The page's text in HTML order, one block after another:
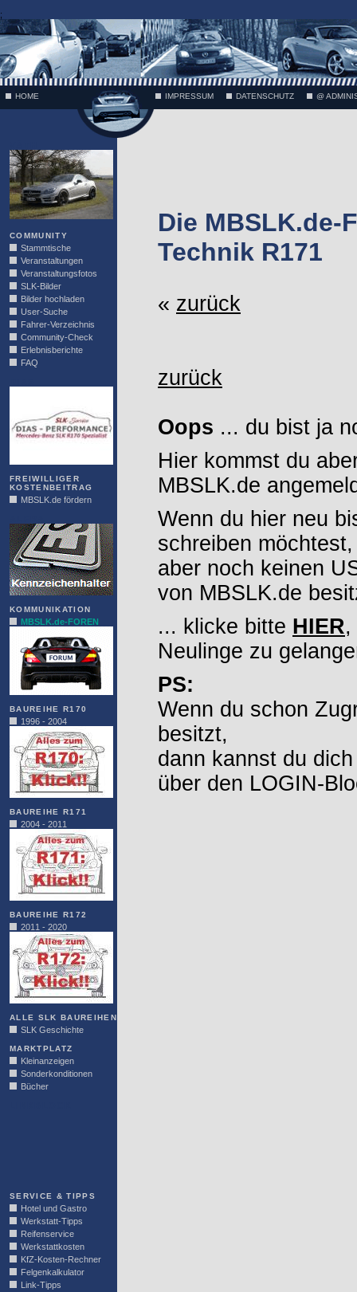
;
HOME IMPRESSUM DATENSCHUTZ @
COMMUNITY
Stammtische
Veranstaltungen
Veranstaltungsfotos
SLK-Bilder
Bilder hochladen
User-Suche
Fahrer-Verzeichnis
Community-Check
Erlebnisberichte
FAQ
FREIWILLIGER
KOSTENBEITRAG
MBSLK.de fördern
KOMMUNIKATION
MBSLK.de-FOREN
BAUREIHE R170
1996 - 2004
BAUREIHE R171
2004 - 2011
BAUREIHE R172
2011 - 2020
ALLE SLK BAUREIHEN
SLK Geschichte
MARKTPLATZ
Kleinanzeigen
Sonderkonditionen
Bücher
SERVICE & TIPPS
Hotel und Gastro
Werkstatt-Tipps
Reifenservice
Werkstattkosten
KfZ-Kosten-Rechner
Felgenkalkulator
Link-Tipps
Die MBSLK.de-
Technik R171
« zurück
zurück
Oops ... du bist ja
Hier kommst du
MBSLK.de
Wenn du hier neu
schreiben möchtest,
aber noch keinen
von MBSLK.de
... klicke bitte HIER,
Neulinge zu
PS:
Wenn du schon
besitzt,
dann kannst du
über den LOGIN-